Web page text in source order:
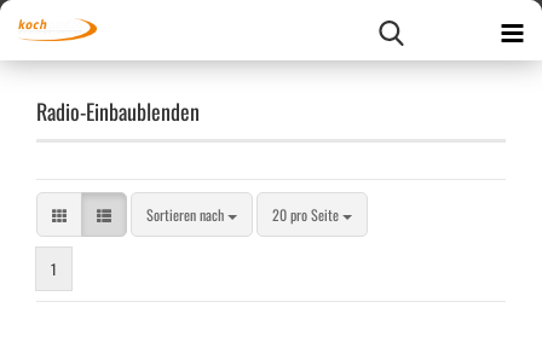
Radio-Einbaublenden
Sortieren nach
Sortieren nach 20 pro Seite
pro Seite
1